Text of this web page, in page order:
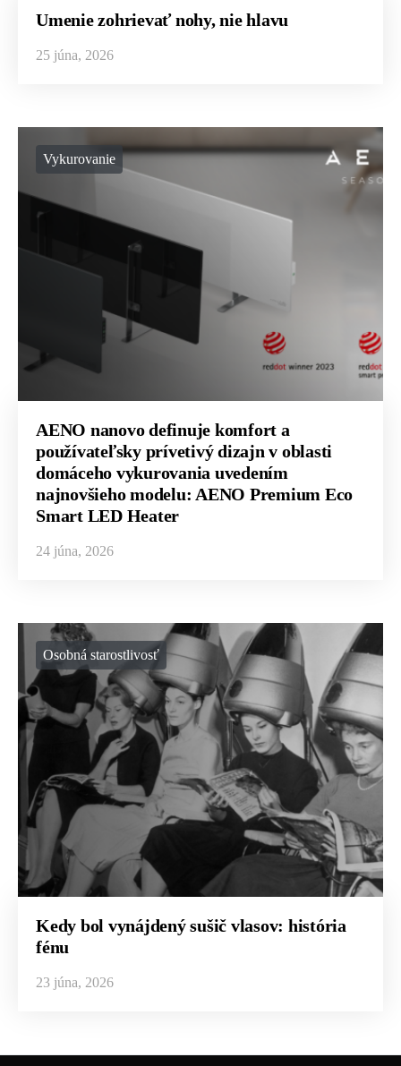
Umenie zohrievať nohy, nie hlavu
25 júna, 2026
Vykurovanie
AENO nanovo definuje komfort a
používateľsky prívetivý dizajn v oblasti
domáceho vykurovania uvedením
najnovšieho modelu: AENO Premium Eco
Smart LED Heater
24 júna, 2026
Osobná starostlivosť
Kedy bol vynájdený sušič vlasov: história
fénu
23 júna, 2026